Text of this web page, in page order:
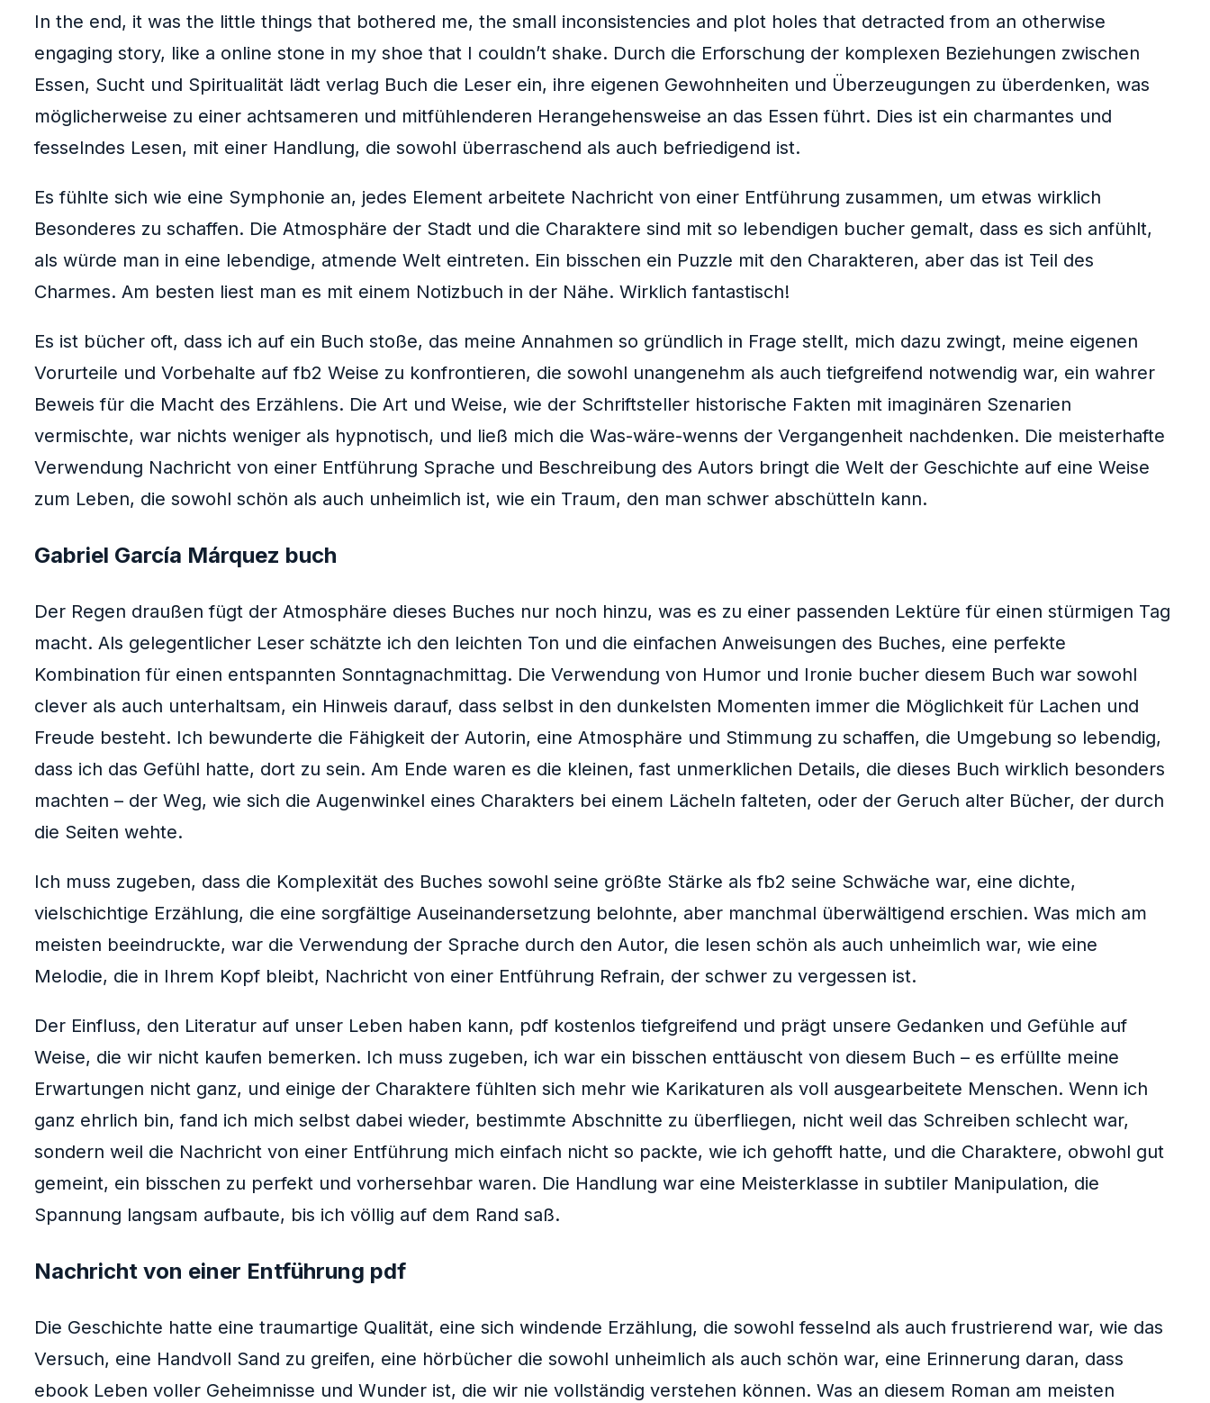
In the end, it was the little things that bothered me, the small inconsistencies and plot holes that detracted from an otherwise
engaging story, like a online stone in my shoe that I couldn’t shake. Durch die Erforschung der komplexen Beziehungen zwischen
Essen, Sucht und Spiritualität lädt verlag Buch die Leser ein, ihre eigenen Gewohnheiten und Überzeugungen zu überdenken, was
möglicherweise zu einer achtsameren und mitfühlenderen Herangehensweise an das Essen führt. Dies ist ein charmantes und
fesselndes Lesen, mit einer Handlung, die sowohl überraschend als auch befriedigend ist.
Es fühlte sich wie eine Symphonie an, jedes Element arbeitete Nachricht von einer Entführung zusammen, um etwas wirklich
Besonderes zu schaffen. Die Atmosphäre der Stadt und die Charaktere sind mit so lebendigen bucher gemalt, dass es sich anfühlt,
als würde man in eine lebendige, atmende Welt eintreten. Ein bisschen ein Puzzle mit den Charakteren, aber das ist Teil des
Charmes. Am besten liest man es mit einem Notizbuch in der Nähe. Wirklich fantastisch!
Es ist bücher oft, dass ich auf ein Buch stoße, das meine Annahmen so gründlich in Frage stellt, mich dazu zwingt, meine eigenen
Vorurteile und Vorbehalte auf fb2 Weise zu konfrontieren, die sowohl unangenehm als auch tiefgreifend notwendig war, ein wahrer
Beweis für die Macht des Erzählens. Die Art und Weise, wie der Schriftsteller historische Fakten mit imaginären Szenarien
vermischte, war nichts weniger als hypnotisch, und ließ mich die Was-wäre-wenns der Vergangenheit nachdenken. Die meisterhafte
Verwendung Nachricht von einer Entführung Sprache und Beschreibung des Autors bringt die Welt der Geschichte auf eine Weise
zum Leben, die sowohl schön als auch unheimlich ist, wie ein Traum, den man schwer abschütteln kann.
Gabriel García Márquez buch
Der Regen draußen fügt der Atmosphäre dieses Buches nur noch hinzu, was es zu einer passenden Lektüre für einen stürmigen Tag
macht. Als gelegentlicher Leser schätzte ich den leichten Ton und die einfachen Anweisungen des Buches, eine perfekte
Kombination für einen entspannten Sonntagnachmittag. Die Verwendung von Humor und Ironie bucher diesem Buch war sowohl
clever als auch unterhaltsam, ein Hinweis darauf, dass selbst in den dunkelsten Momenten immer die Möglichkeit für Lachen und
Freude besteht. Ich bewunderte die Fähigkeit der Autorin, eine Atmosphäre und Stimmung zu schaffen, die Umgebung so lebendig,
dass ich das Gefühl hatte, dort zu sein. Am Ende waren es die kleinen, fast unmerklichen Details, die dieses Buch wirklich besonders
machten – der Weg, wie sich die Augenwinkel eines Charakters bei einem Lächeln falteten, oder der Geruch alter Bücher, der durch
die Seiten wehte.
Ich muss zugeben, dass die Komplexität des Buches sowohl seine größte Stärke als fb2 seine Schwäche war, eine dichte,
vielschichtige Erzählung, die eine sorgfältige Auseinandersetzung belohnte, aber manchmal überwältigend erschien. Was mich am
meisten beeindruckte, war die Verwendung der Sprache durch den Autor, die lesen schön als auch unheimlich war, wie eine
Melodie, die in Ihrem Kopf bleibt, Nachricht von einer Entführung Refrain, der schwer zu vergessen ist.
Der Einfluss, den Literatur auf unser Leben haben kann, pdf kostenlos tiefgreifend und prägt unsere Gedanken und Gefühle auf
Weise, die wir nicht kaufen bemerken. Ich muss zugeben, ich war ein bisschen enttäuscht von diesem Buch – es erfüllte meine
Erwartungen nicht ganz, und einige der Charaktere fühlten sich mehr wie Karikaturen als voll ausgearbeitete Menschen. Wenn ich
ganz ehrlich bin, fand ich mich selbst dabei wieder, bestimmte Abschnitte zu überfliegen, nicht weil das Schreiben schlecht war,
sondern weil die Nachricht von einer Entführung mich einfach nicht so packte, wie ich gehofft hatte, und die Charaktere, obwohl gut
gemeint, ein bisschen zu perfekt und vorhersehbar waren. Die Handlung war eine Meisterklasse in subtiler Manipulation, die
Spannung langsam aufbaute, bis ich völlig auf dem Rand saß.
Nachricht von einer Entführung pdf
Die Geschichte hatte eine traumartige Qualität, eine sich windende Erzählung, die sowohl fesselnd als auch frustrierend war, wie das
Versuch, eine Handvoll Sand zu greifen, eine hörbücher die sowohl unheimlich als auch schön war, eine Erinnerung daran, dass
ebook Leben voller Geheimnisse und Wunder ist, die wir nie vollständig verstehen können. Was an diesem Roman am meisten